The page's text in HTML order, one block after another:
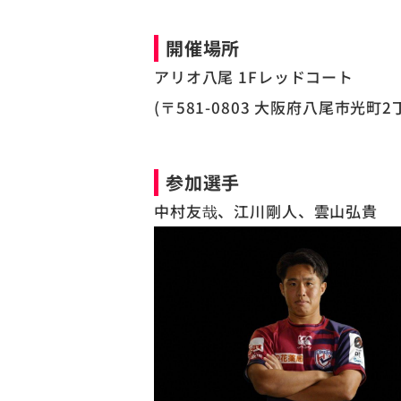
開催場所
アリオ八尾 1Fレッドコート
(〒581-0803 大阪府八尾市光町2
参加選手
中村友哉、江川剛人、雲山弘貴